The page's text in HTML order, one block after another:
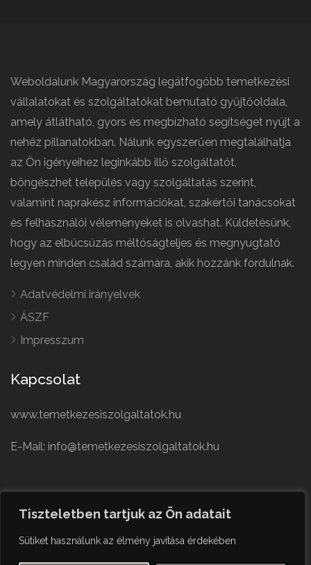
Tiszteletben tartjuk az Ön adatait
Sütiket használunk az élmény javítása érdekében
Weboldalunk Magyarország legátfogóbb temetkezési
vállalatokat és szolgáltatókat bemutató gyűjtőoldala,
amely átlátható, gyors és megbízható segítséget nyújt a
nehéz pillanatokban. Nálunk egyszerűen megtalálhatja
az Ön igényeihez leginkább illő szolgáltatót,
böngészhet település vagy szolgáltatás szerint,
valamint naprakész információkat, szakértői tanácsokat
és felhasználói véleményeket is olvashat. Küldetésünk,
hogy az elbúcsúzás méltóságteljes és megnyugtató
legyen minden család számára, akik hozzánk fordulnak.
Adatvédelmi irányelvek
ÁSZF
Impresszum
Kapcsolat
www.temetkezesiszolgaltatok.hu
E-Mail: info@temetkezesiszolgaltatok.hu
Czech
German